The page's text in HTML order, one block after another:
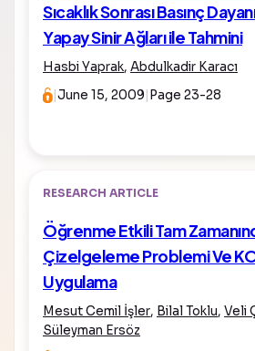
Sıcaklık Sonrası Basınç
Yapay Sinir Ağları ile Tahmini
Hasbi Yaprak, Abdulkadir Karacı
|June 15, 2009 Page 23-28
RESEARCH ARTICLE
Öğrenme Etkili Tam
Çizelgeleme Problemi Ve
Uygulama
Mesut Cemil İşler, Bilal Toklu, Veli
Süleyman Ersöz